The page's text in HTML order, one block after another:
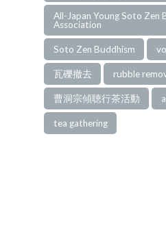
All-Japan Young Soto Zen
Association
Soto Zen Buddhism
瓦礫撤去 rubble
曹洞宗傾聴行茶活動
tea gathering